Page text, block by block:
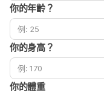
你的年齡？
你的身高？
你的體重